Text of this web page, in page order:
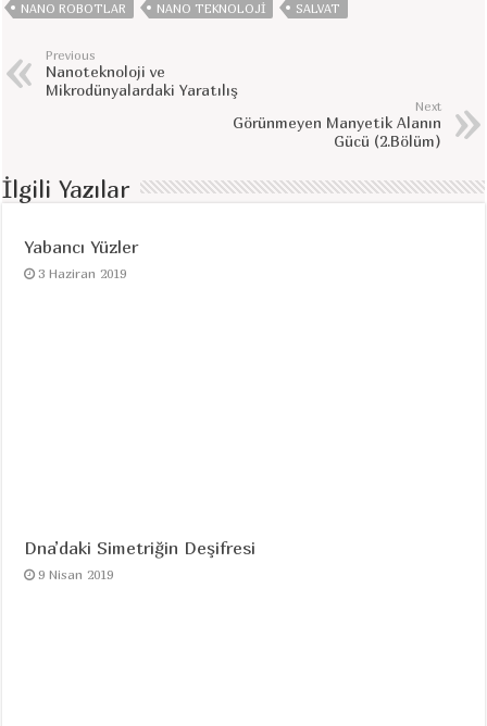
NANO ROBOTLAR
NANO TEKNOLOJI SALVAT
Previous
Nanoteknoloji ve
Mikrodünyalardaki Yaratılış
Next
Görünmeyen Manyetik Alanın
Gücü (2.Bölüm)
İlgili Yazılar
Yabancı Yüzler
3 Haziran 2019
Dna’daki Simetriğin Deşifresi
9 Nisan 2019